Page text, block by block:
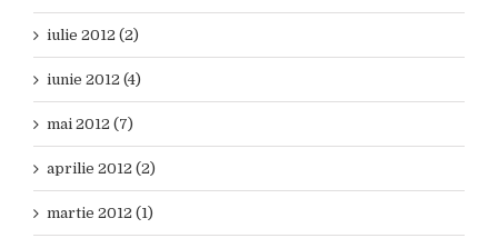
iulie 2012 (2)
iunie 2012 (4)
mai 2012 (7)
aprilie 2012 (2)
martie 2012 (1)